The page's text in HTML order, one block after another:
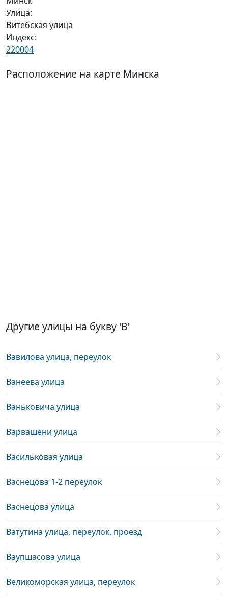
Улица:
Витебская улица
Индекс:
220004
Расположение на карте Минска
Другие улицы на букву 'В'
Вавилова улица, переулок
Ванеева улица
Ваньковича улица
Варвашени улица
Васильковая улица
Васнецова 1-2 переулок
Васнецова улица
Ватутина улица, переулок, проезд
Ваупшасова улица
Великоморская улица, переулок